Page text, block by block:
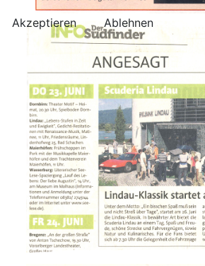
Akzeptieren Ablehnen